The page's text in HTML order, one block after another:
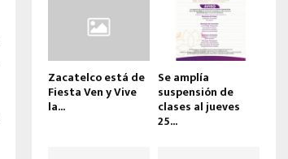
Zacatelco está de
Fiesta Ven y Vive
la...
Se amplía
suspensión de
clases al jueves
25...